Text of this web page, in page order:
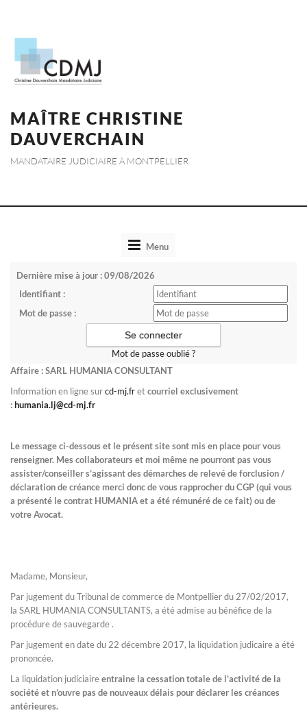
MAÎTRE CHRISTINE
DAUVERCHAIN
MANDATAIRE JUDICIAIRE À MONTPELLIER
ToggleMenu
Dernière mise à jour : 09/08/2026
Identifiant :
Mot de passe :
Mot de passe oublié ?
Affaire : SARL HUMANIA CONSULTANT
Information en ligne surcd-mj.fretcourriel exclusivement
:humania.lj@cd-mj.fr
Le message ci-dessous et le présent site sont mis en place pour vous
renseigner. Mes collaborateurs et moi même ne pourront pas vous
assister/conseiller s’agissant des démarches de relevé de forclusion /
déclaration de créance merci donc de vous rapprocher du CGP (qui vous
a présenté le contrat HUMANIA et a été rémunéré de ce fait) ou de
votre Avocat.
Madame, Monsieur,
Par jugement du Tribunal de commerce de Montpellier du 27/02/2017,
la SARL HUMANIA CONSULTANTS, a été admise au bénéfice de la
procédure de sauvegarde .
Par jugement en date du 22 décembre 2017, la liquidation judicaire a été
prononcée.
La liquidation judiciaireentraine la cessation totale de l’activité de la
société et n’ouvre pas de nouveaux délais pour déclarer les créances
antérieures.